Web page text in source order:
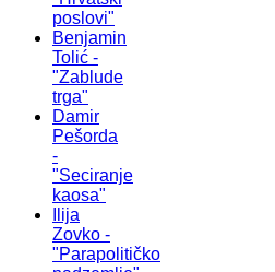
poslovi"
Benjamin
Tolić -
"Zablude
trga"
Damir
Pešorda
-
"Seciranje
kaosa"
Ilija
Zovko -
"Parapolitičko